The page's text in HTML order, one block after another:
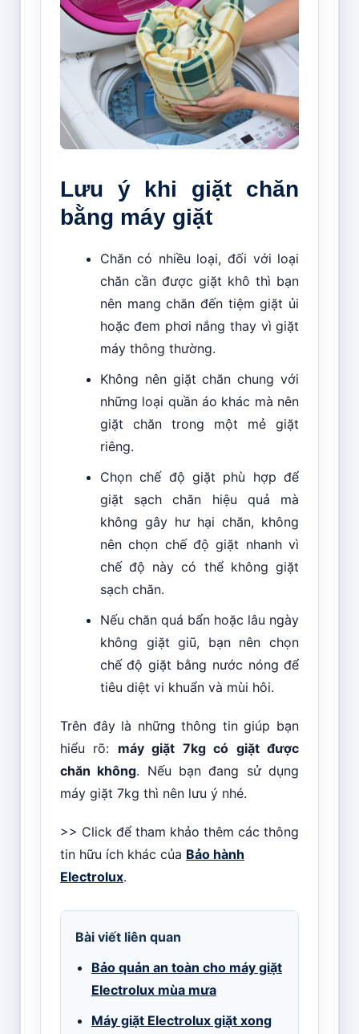
Lưu ý khi giặt chăn
bằng máy giặt
Chăn có nhiều loại, đối với loại
chăn cần được giặt khô thì bạn
nên mang chăn đến tiệm giặt ủi
hoặc đem phơi nắng thay vì giặt
máy thông thường.
Không nên giặt chăn chung với
những loại quần áo khác mà nên
giặt chăn trong một mẻ giặt
riêng.
Chọn chế độ giặt phù hợp để
giặt sạch chăn hiệu quả mà
không gây hư hại chăn, không
nên chọn chế độ giặt nhanh vì
chế độ này có thể không giặt
sạch chăn.
Nếu chăn quá bẩn hoặc lâu ngày
không giặt giũ, bạn nên chọn
chế độ giặt bằng nước nóng để
tiêu diệt vi khuẩn và mùi hôi.
Trên đây là những thông tin giúp bạn
hiểu rõ: máy giặt 7kg có giặt được
chăn không. Nếu bạn đang sử dụng
máy giặt 7kg thì nên lưu ý nhé.
>> Click để tham khảo thêm các thông
tin hữu ích khác của Bảo hành
Electrolux.
Bài viết liên quan
Bảo quản an toàn cho máy giặt
Electrolux mùa mưa
Máy giặt Electrolux giặt xong